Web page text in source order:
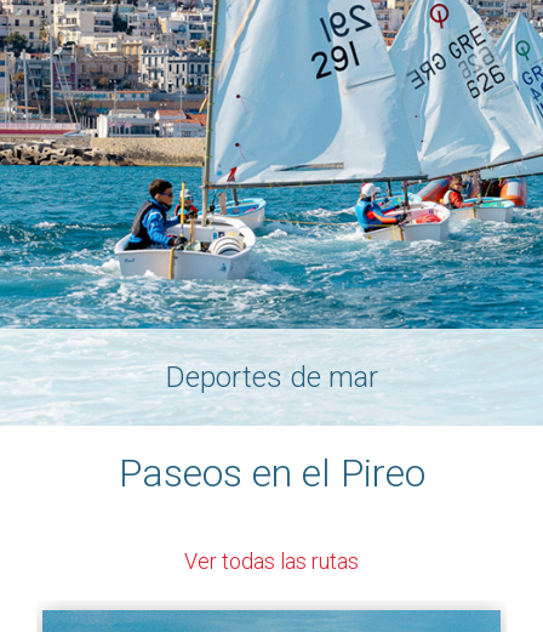
Deportes de mar
Paseos en el Pireo
Ver todas las rutas